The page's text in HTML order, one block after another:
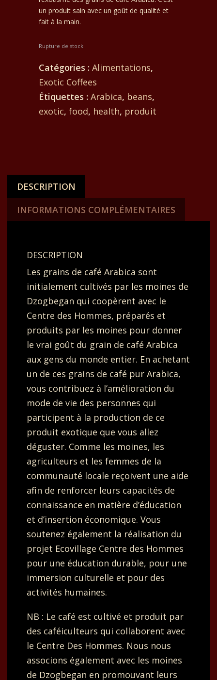
11€.
un produit sain avec un goût de qualité et
fait à la main.
Rupture de stock
Catégories : Alimentations,
Exotic Coffees
Étiquettes : Arabica, beans,
exotic, food, health, produit
DESCRIPTION
INFORMATIONS COMPLÉMENTAIRES
DESCRIPTION
Les grains de café Arabica sont
initialement cultivés par les moines de
Dzogbegan qui coopèrent avec le
Centre des Hommes, préparés et
produits par les moines pour donner
le vrai goût du grain de café Arabica
aux gens du monde entier. En achetant
un de ces grains de café pur Arabica,
vous contribuez à l’amélioration du
mode de vie des personnes qui
participent à la production de ce
produit exotique que vous allez
déguster. Comme les moines, les
agriculteurs et les femmes de la
communauté locale reçoivent une aide
afin de renforcer leurs capacités de
connaissance en matière d’éducation
et d’insertion économique. Vous
soutenez également la réalisation du
projet Ecovillage Centre des Hommes
pour une éducation durable, pour une
immersion culturelle et pour des
activités humaines.
NB : Le café est cultivé et produit par
des caféiculteurs qui collaborent avec
le Centre Des Hommes. Nous nous
associons également avec les moines
de Dzogbegan en promouvant leurs